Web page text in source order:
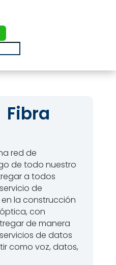
Fibra
red de
de todo nuestro
a todos
de
la construcción
con
de manera
de datos
como voz, datos,